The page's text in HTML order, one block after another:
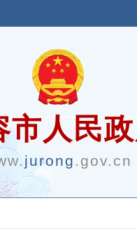
市人民
jurong .gov.cn